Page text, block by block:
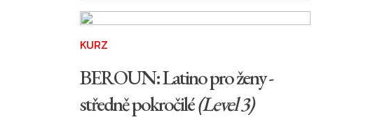
KURZ
BEROUN: Latino pro ženy -
středně pokročilé(Level 3)